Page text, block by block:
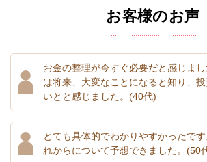
お客様のお声
お金の整理が今すぐ必要だと感じま
は将来、大変なことになると知り、
いとと感じました。 (40代)
とても具体的でわかりやすかったで
れからについて予想できました。 (50